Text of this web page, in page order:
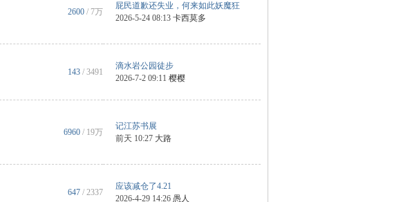
2600 / 7万
屁民道歉还失业，何来如此妖魔狂
2026-5-24 08:13 卡西莫多
143 / 3491
滴水岩公园徒步
2026-7-2 09:11 樱樱
6960 / 19万
记江苏书展
前天 10:27 大路
647 / 2337
应该减仓了4.21
2026-4-29 14:26 愚人